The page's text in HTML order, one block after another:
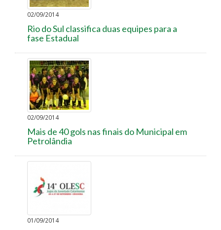
02/09/2014
Rio do Sul classifica duas equipes para a
fase Estadual
02/09/2014
Mais de 40 gols nas finais do Municipal em
Petrolândia
01/09/2014